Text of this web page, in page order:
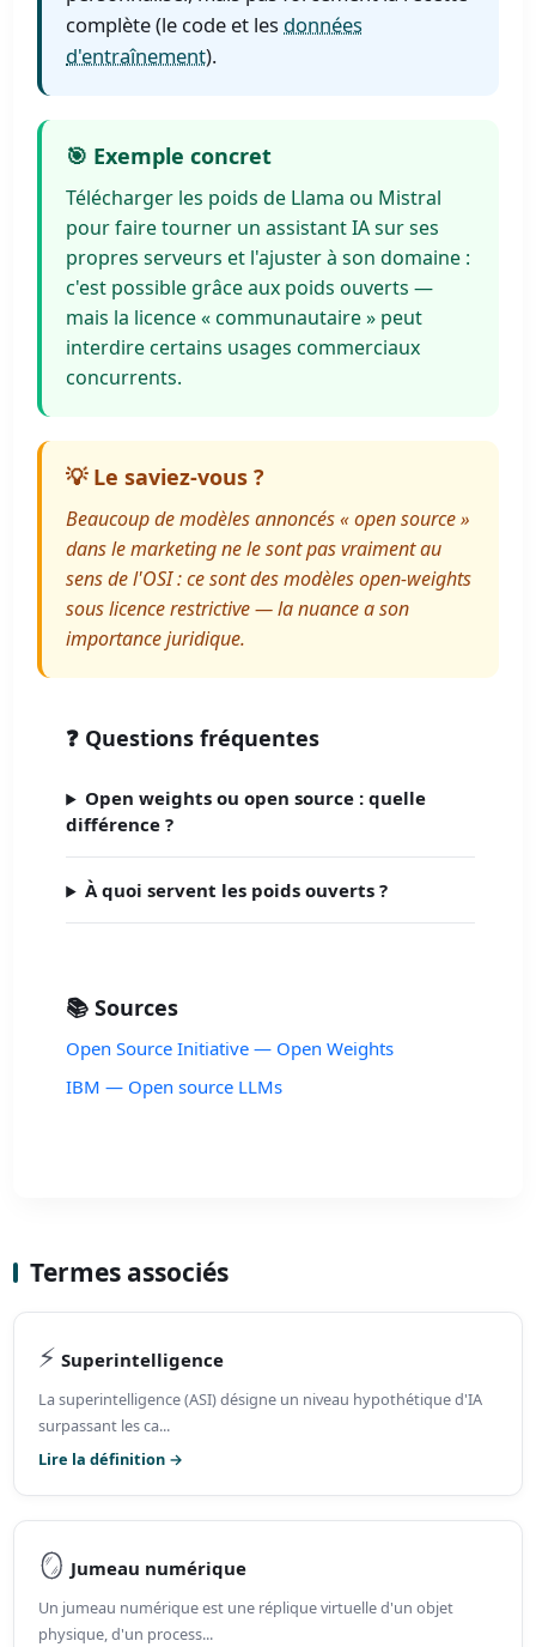
complète (le code et les données
d'entraînement).
🎯 Exemple concret
Télécharger les poids de Llama ou Mistral
pour faire tourner un assistant IA sur ses
propres serveurs et l'ajuster à son domaine :
c'est possible grâce aux poids ouverts —
mais la licence « communautaire » peut
interdire certains usages commerciaux
concurrents.
💡 Le saviez-vous ?
Beaucoup de modèles annoncés « open source »
dans le marketing ne le sont pas vraiment au
sens de l'OSI : ce sont des modèles open-weights
sous licence restrictive — la nuance a son
importance juridique.
❓ Questions fréquentes
Open weights ou open source : quelle
différence ?
À quoi servent les poids ouverts ?
📚 Sources
Open Source Initiative — Open Weights
IBM — Open source LLMs
Termes associés
⚡ Superintelligence
La superintelligence (ASI) désigne un niveau hypothétique d'IA
surpassant les ca...
Lire la définition →
🪞 Jumeau numérique
Un jumeau numérique est une réplique virtuelle d'un objet
physique, d'un process...